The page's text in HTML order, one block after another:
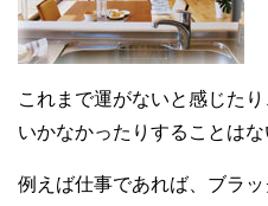
これまで運がないと感じた
いかなかったりすることはな
例えば仕事であれば、ブラ